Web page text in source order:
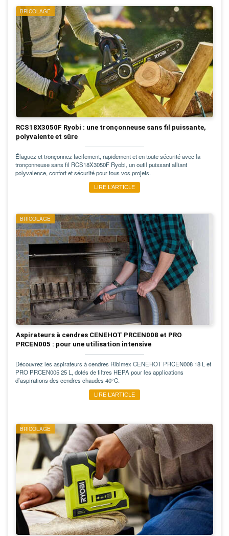
BRICOLAGE
RCS18X3050F Ryobi : une tronçonneuse sans fil puissante,
polyvalente et sûre
Élaguez et tronçonnez facilement, rapidement et en toute sécurité avec la
tronçonneuse sans fil RCS18X3050F Ryobi, un outil puissant alliant
polyvalence, confort et sécurité pour tous vos projets.
LIRE L’ARTICLE
BRICOLAGE
Aspirateurs à cendres CENEHOT PRCEN008 et PRO
PRCEN005 : pour une utilisation intensive
Découvrez les aspirateurs à cendres Ribimex CENEHOT PRCEN008 18 L et
PRO PRCEN005 25 L, dotés de filtres HEPA pour les applications
d’aspirations des cendres chaudes 40°C.
LIRE L’ARTICLE
BRICOLAGE